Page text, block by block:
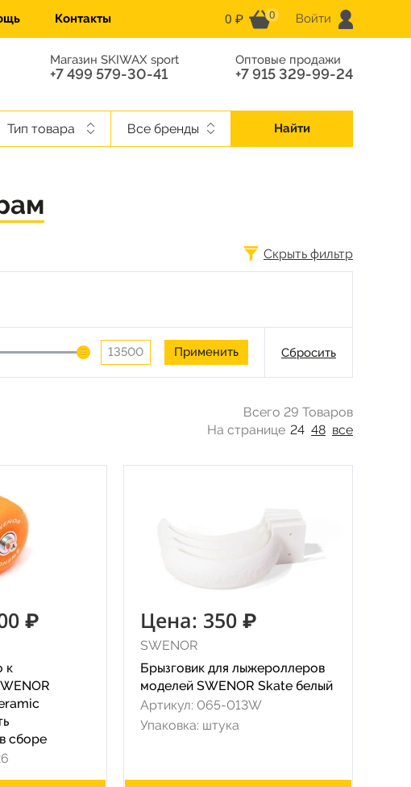
Контакты 0 ₽ 0 Войти
Магазин SKIWAX sport
+7 499 579-30-41
Оптовые продажи
+7 915 329-99-24
Тип товара Все бренды Найти
Скрыть фильтр
Сбросить
Всего 29 Товаров
На странице 24 48 все
₽
к
сборе
Цена: 350 ₽
SWENOR
Брызговик для лыжероллеров
моделей SWENOR Skate белый
Артикул: 065-013W
Упаковка: штука